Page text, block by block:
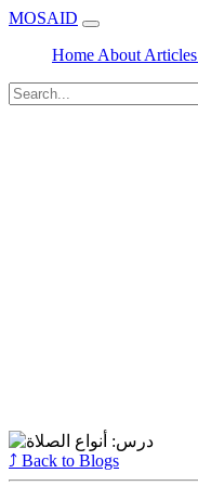
MOSAID
Home About Articles
⤴ Back to Blogs